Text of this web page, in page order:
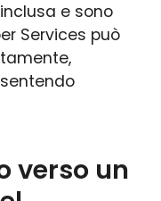
e sono
Services può
verso un